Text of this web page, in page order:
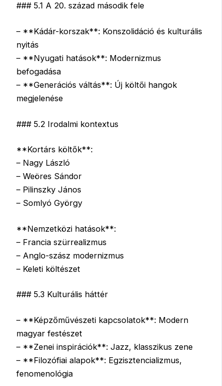
### 5.1 A 20. század második fele
– **Kádár-korszak**: Konszolidáció és kulturális
nyitás
– **Nyugati hatások**: Modernizmus
befogadása
– **Generációs váltás**: Új költői hangok
megjelenése
### 5.2 Irodalmi kontextus
**Kortárs költők**:
– Nagy László
– Weöres Sándor
– Pilinszky János
– Somlyó György
**Nemzetközi hatások**:
– Francia szürrealizmus
– Anglo-szász modernizmus
– Keleti költészet
### 5.3 Kulturális háttér
– **Képzőművészeti kapcsolatok**: Modern
magyar festészet
– **Zenei inspirációk**: Jazz, klasszikus zene
– **Filozófiai alapok**: Egzisztencializmus,
fenomenológia